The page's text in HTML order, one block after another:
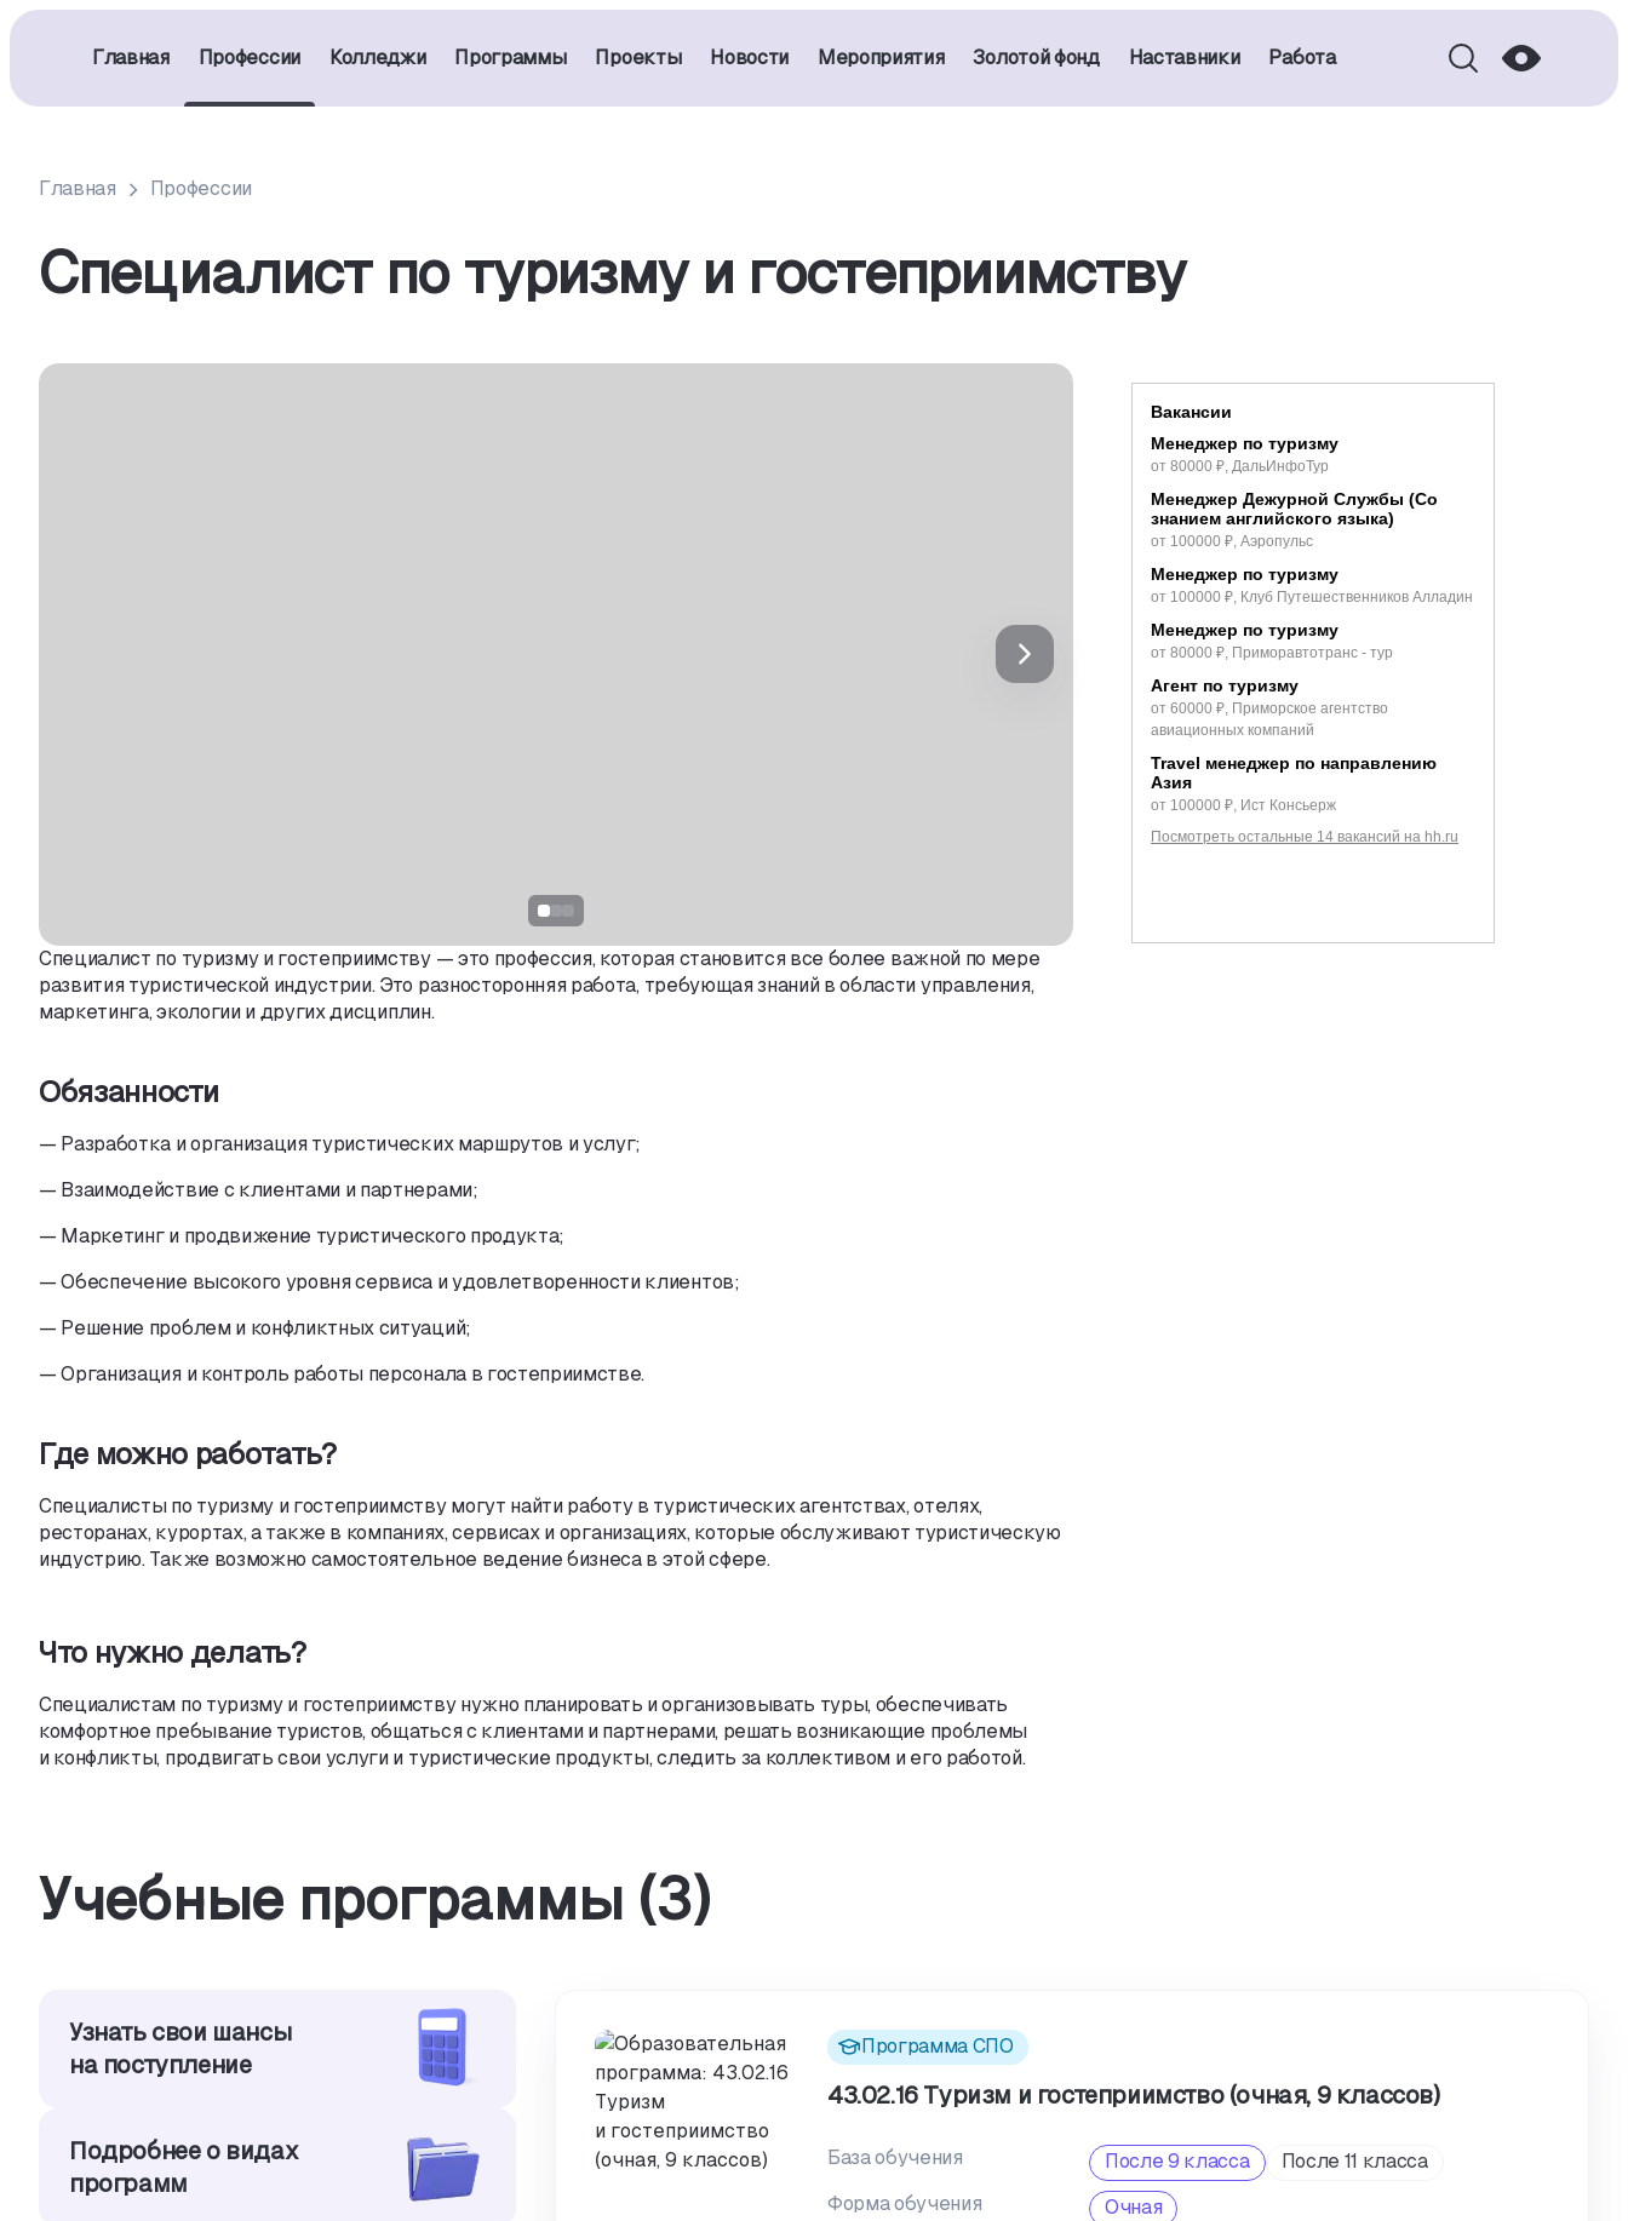
Главная Профессии Колледжи Программы Проекты Новости Мероприятия Золотой фонд Наставники Работа
Главная Профессии
Специалист по туризму и гостеприимству
Специалист по туризму и гостеприимству — это профессия, которая становится все более важной по мере
развития туристической индустрии. Это разносторонняя работа, требующая знаний в области управления,
маркетинга,экологии и других дисциплин.
Обязанности
— Разработка и организация туристических маршрутов и услуг;
— Взаимодействие с клиентами и партнерами;
— Маркетинг и продвижение туристического продукта;
— Обеспечение высокого уровня сервиса и удовлетворенности клиентов;
— Решение проблем и конфликтных ситуаций;
— Организация и контроль работы персонала в гостеприимстве.
Где можно работать?
Специалисты по туризму и гостеприимству могут найти работу в туристических агентствах,отелях,
ресторанах, курортах,а также в компаниях,сервисах и организациях, которые обслуживают туристическую
индустрию. Также возможно самостоятельное ведение бизнеса в этой сфере.
Что нужно делать?
Специалистам по туризму и гостеприимству нужно планировать и организовывать туры, обеспечивать
комфортное пребывание туристов, общаться с клиентами и партнерами, решать возникающие проблемы
и конфликты, продвигать свои услуги и туристические продукты,следить за коллективом и его работой.
Вакансии
Менеджер по туризму
от 80000 ₽, ДальИнфоТур
Менеджер Дежурной Службы (Со
знанием английского языка)
от 100000 ₽, Аэропульс
Менеджер по туризму
от 100000 ₽, Клуб Путешественников Алладин
Менеджер по туризму
от 80000 ₽, Приморавтотранс - тур
Агент по туризму
от 60000 ₽, Приморское агентство
авиационных компаний
Travel менеджер по направлению
Азия
от 100000 ₽, Ист Консьерж
Посмотреть остальные 14 вакансий на hh.ru
Учебные программы (3)
Узнать свои шансы
на поступление
Подробнее о видах
программ
Программа СПО
43.02.16 Туризм и гостеприимство (очная, 9 классов)
База обучения После 9 класса
После 11 класса
Форма обучения
Очная